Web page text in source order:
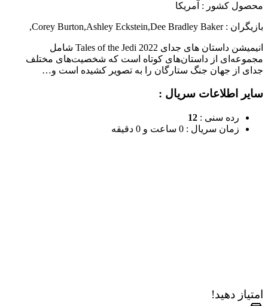
محصول کشور : آمریکا
بازیگران : Corey Burton ,Ashley Eckstein,Dee Bradley Baker
,
انیمیشن داستان های جدای Tales of the Jedi 2022 شامل
مجموعه‌ای از داستان‌های کوتاه است که شخصیت‌های مختلف
جدای از جهان جنگ ستارگان را به تصویر کشیده است و…
سایر اطلاعات سریال :
رده سنی : 12
زمان سریال : 0 ساعت و 0 دقیقه
امتیاز دهید!